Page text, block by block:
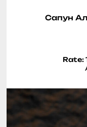
Сапун
Rate: